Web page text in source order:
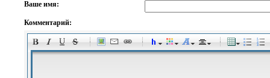
Ваше имя:
Комментарий:
-
-
-
-
-
-